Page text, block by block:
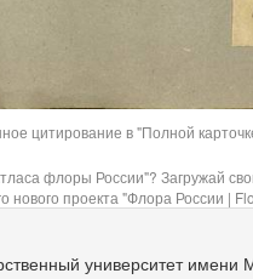
цитирование в "Полной
флоры России"? Загружай
нового проекта "Флора России |
университет